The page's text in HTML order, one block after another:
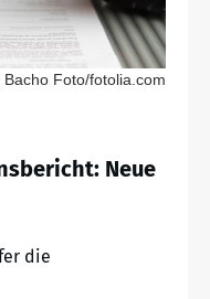
Foto/fotolia.com
Neue
die